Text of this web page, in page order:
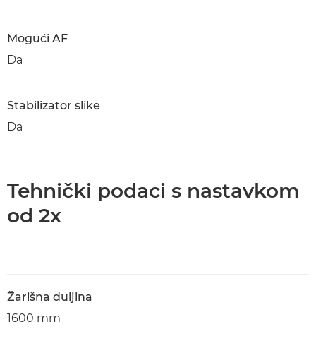
Mogući AF
Da
Stabilizator slike
Da
Tehnički podaci s nastavkom
od 2x
Žarišna duljina
1600 mm